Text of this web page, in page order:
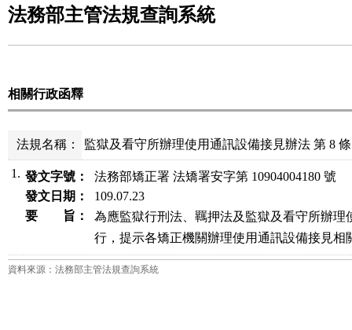
法務部主管法規查詢系統
相關行政函釋
法規名稱： 監獄及看守所辦理使用通訊設備接見辦法 第 8 條
1. 發文字號：
法務部矯正署 法矯署安字第 10904004180 號
發文日期：
109.07.23
要 旨：
為應監獄行刑法、羈押法及監獄及看守所辦理
行，提示各矯正機關辦理使用通訊設備接見相
資料來源：法務部主管法規查詢系統